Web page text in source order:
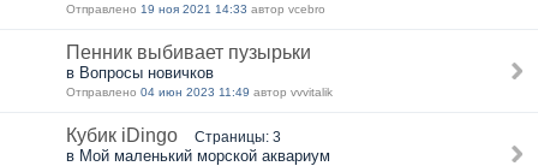
Отправлено 19 ноя 2021 14:33 автор vcebro
Пенник выбивает пузырьки
в Вопросы новичков
Отправлено 04 июн 2023 11:49 автор vvvitalik
Кубик iDingo Страницы: 3
в Мой маленький морской аквариум